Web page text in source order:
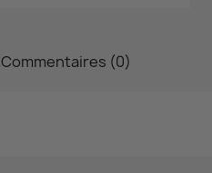
Commentaires (0)